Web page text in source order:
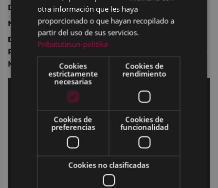
Drama.
No recomendada para menores de 12 años.
Dirección:
Alauda Ruiz de Azúa
Reparto:
Laia Costa
,
Mikel Bustamante, José Ramón Soroiz.
otra información que les haya
proporcionado o que hayan recopilado a
partir del uso de sus servicios.
Pribatutasun-politika
Cookies
estrictamente
necesarias
Cookies de
rendimiento
Cookies de
preferencias
Cookies de
funcionalidad
Cookies no clasificadas